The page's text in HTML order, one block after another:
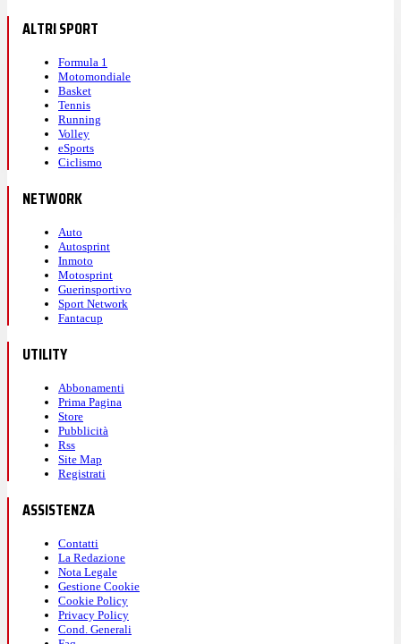
ALTRI SPORT
Formula 1
Motomondiale
Basket
Tennis
Running
Volley
eSports
Ciclismo
NETWORK
Auto
Autosprint
Inmoto
Motosprint
Guerinsportivo
Sport Network
Fantacup
UTILITY
Abbonamenti
Prima Pagina
Store
Pubblicità
Rss
Site Map
Registrati
ASSISTENZA
Contatti
La Redazione
Nota Legale
Gestione Cookie
Cookie Policy
Privacy Policy
Cond. Generali